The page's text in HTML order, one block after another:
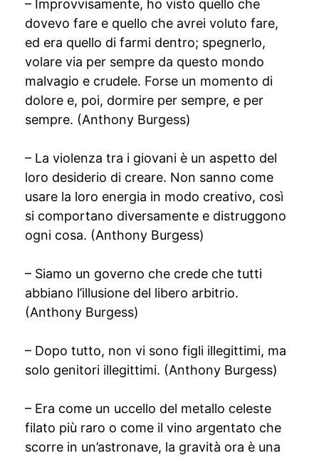
– Improvvisamente, ho visto quello che
dovevo fare e quello che avrei voluto fare,
ed era quello di farmi dentro; spegnerlo,
volare via per sempre da questo mondo
malvagio e crudele. Forse un momento di
dolore e, poi, dormire per sempre, e per
sempre. (Anthony Burgess)
– La violenza tra i giovani è un aspetto del
loro desiderio di creare. Non sanno come
usare la loro energia in modo creativo, così
si comportano diversamente e distruggono
ogni cosa. (Anthony Burgess)
– Siamo un governo che crede che tutti
abbiano l’illusione del libero arbitrio.
(Anthony Burgess)
– Dopo tutto, non vi sono figli illegittimi, ma
solo genitori illegittimi. (Anthony Burgess)
– Era come un uccello del metallo celeste
filato più raro o come il vino argentato che
scorre in un’astronave, la gravità ora è una